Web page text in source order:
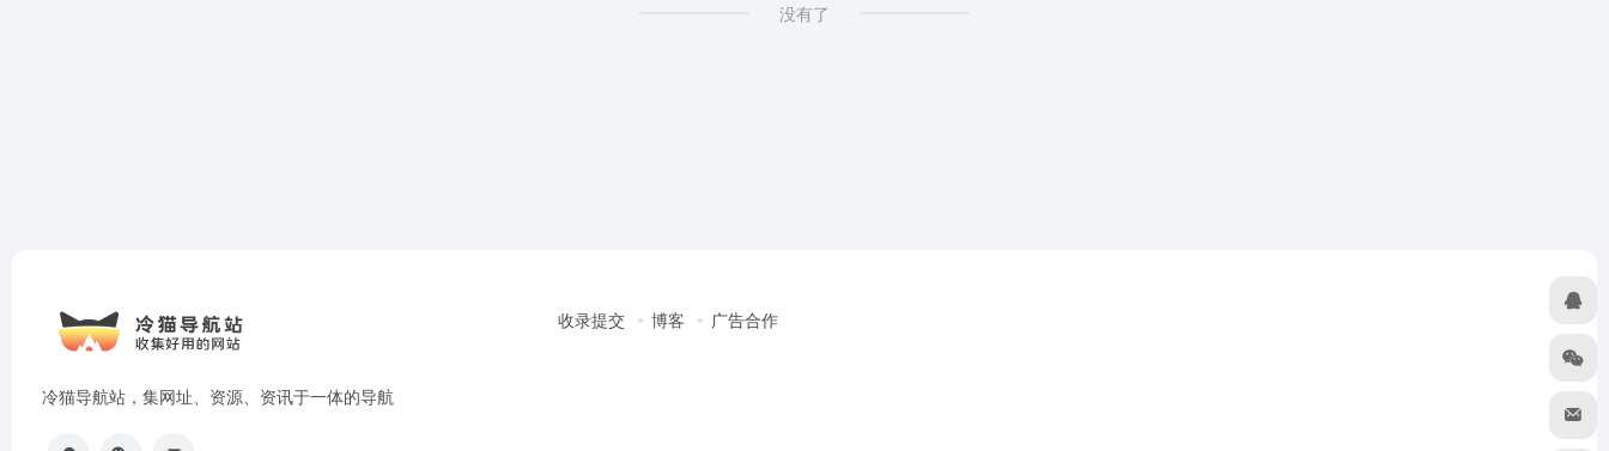
没有了
冷猫导航站，集网址、资源、资讯于一体的导航
收录提交 博客 广告合作